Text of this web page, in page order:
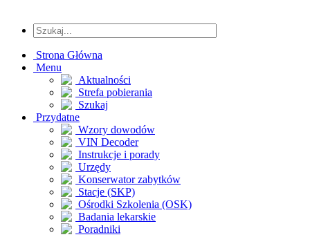
Strona Główna
Menu
Aktualności
Strefa pobierania
Szukaj
Przydatne
Wzory dowodów
VIN Decoder
Instrukcje i porady
Urzędy
Konserwator zabytków
Stacje (SKP)
Ośrodki Szkolenia (OSK)
Badania lekarskie
Poradniki